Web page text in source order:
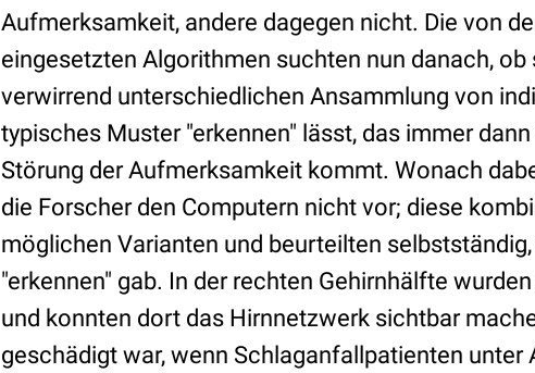
Aufmerksamkeit, andere dagegen nicht. Die von
eingesetzten Algorithmen suchten nun danach,
verwirrend unterschiedlichen Ansammlung von
typisches Muster "erkennen" lässt, das immer
Störung der Aufmerksamkeit kommt. Wonach
die Forscher den Computern nicht vor; diese
möglichen Varianten und beurteilten
"erkennen" gab. In der rechten Gehirnhälfte
und konnten dort das Hirnnetzwerk sichtbar
geschädigt war, wenn Schlaganfallpatienten